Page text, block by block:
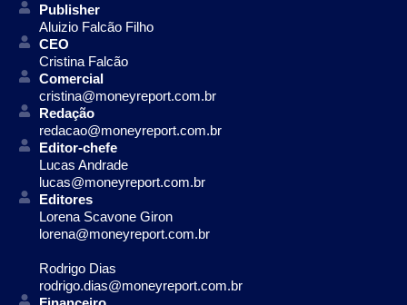
Publisher
Aluizio Falcão Filho
CEO
Cristina Falcão
Comercial
cristina@moneyreport.com.br
Redação
redacao@moneyreport.com.br
Editor-chefe
Lucas Andrade
lucas@moneyreport.com.br
Editores
Lorena Scavone Giron
lorena@moneyreport.com.br
Rodrigo Dias
rodrigo.dias@moneyreport.com.br